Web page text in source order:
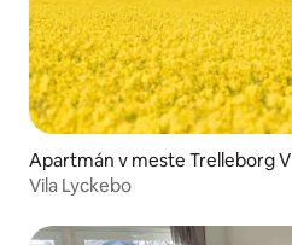
Apartmán v meste Trelleborg V
Vila Lyckebo